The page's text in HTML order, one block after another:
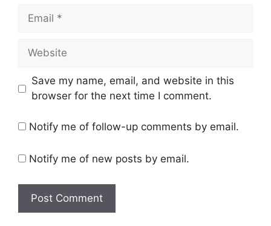
Email
Website
Save my name, email, and website in this
browser for the next time I comment.
Notify me of follow-up comments by email.
Notify me of new posts by email.